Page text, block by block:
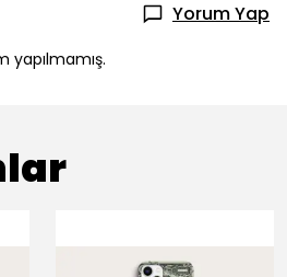
Yorum Yap
yapılmamış.